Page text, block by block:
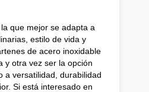
que mejor se adapta a
estilo de vida y
de acero inoxidable
y otra vez ser la opción
a versatilidad, durabilidad
Si está interesado en